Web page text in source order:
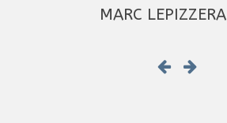
MARC LEPIZZERA